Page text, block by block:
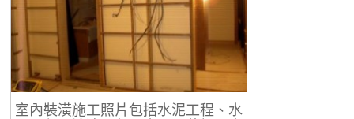
室內裝潢施工照片包括水泥工程、水